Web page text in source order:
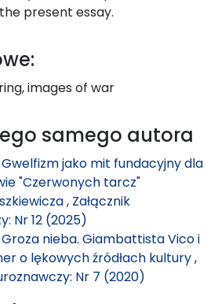
present essay.
images of war
samego autora
Gwelfizm jako mit fundacyjny dla
"Czerwonych tarcz"
, Załącznik
Nr 12 (2025)
Groza nieba. Giambattista Vico i
o lękowych źródłach kultury,
Nr 7 (2020)